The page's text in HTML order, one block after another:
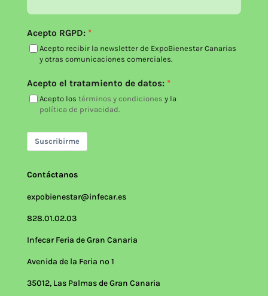
Acepto RGPD:
Acepto recibir la newsletter de ExpoBienestar Canarias
y otras comunicaciones comerciales.
Acepto el tratamiento de datos:
Acepto los términos y condiciones y la
política de privacidad.
Suscribirme
Contáctanos
expobienestar@infecar.es
828.01.02.03
Infecar Feria de Gran Canaria
Avenida de la Feria nº 1
35012, Las Palmas de Gran Canaria